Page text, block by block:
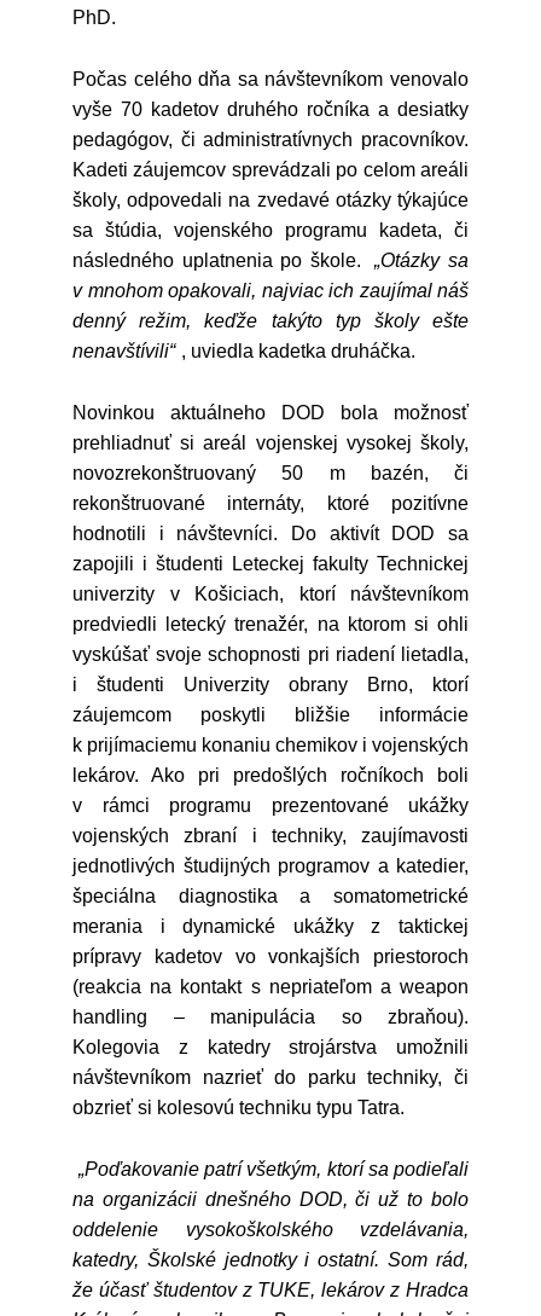
PhD.
Počas celého dňa sa návštevníkom venovalo
vyše 70 kadetov druhého ročníka a desiatky
pedagógov, či administratívnych pracovníkov.
Kadeti záujemcov sprevádzali po celom areáli
školy, odpovedali na zvedavé otázky týkajúce
sa štúdia, vojenského programu kadeta, či
následného uplatnenia po škole.
„Otázky sa
v mnohom opakovali, najviac ich zaujímal náš
denný režim, keďže takýto typ školy ešte
nenavštívili“ , uviedla kadetka druháčka.
Novinkou aktuálneho DOD bola možnosť
prehliadnuť si areál vojenskej vysokej školy,
novozrekonštruovaný 50 m bazén, či
rekonštruované internáty, ktoré pozitívne
hodnotili i návštevníci. Do aktivít DOD sa
zapojili i študenti Leteckej fakulty Technickej
univerzity v Košiciach, ktorí návštevníkom
predviedli letecký trenažér, na ktorom si ohli
vyskúšať svoje schopnosti pri riadení lietadla,
i študenti Univerzity obrany Brno, ktorí
záujemcom poskytli bližšie informácie
k prijímaciemu konaniu chemikov i vojenských
lekárov. Ako pri predošlých ročníkoch boli
v rámci programu prezentované ukážky
vojenských zbraní i techniky, zaujímavosti
jednotlivých študijných programov a katedier,
špeciálna diagnostika a somatometrické
merania i dynamické ukážky z taktickej
prípravy kadetov vo vonkajších priestoroch
(reakcia na kontakt s nepriateľom a weapon
handling – manipulácia so zbraňou).
Kolegovia z katedry strojárstva umožnili
návštevníkom nazrieť do parku techniky, či
obzrieť si kolesovú techniku typu Tatra.
„Poďakovanie patrí všetkým, ktorí sa podieľali
na organizácii dnešného DOD, či už to bolo
oddelenie vysokoškolského vzdelávania,
katedry, Školské jednotky i ostatní. Som rád,
že účasť študentov z TUKE, lekárov z Hradca